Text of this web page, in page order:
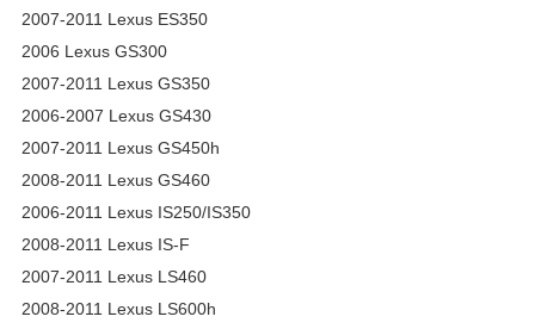
2007-2011 Lexus ES350
2006 Lexus GS300
2007-2011 Lexus GS350
2006-2007 Lexus GS430
2007-2011 Lexus GS450h
2008-2011 Lexus GS460
2006-2011 Lexus IS250/IS350
2008-2011 Lexus IS-F
2007-2011 Lexus LS460
2008-2011 Lexus LS600h